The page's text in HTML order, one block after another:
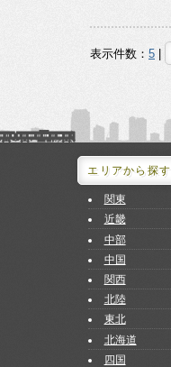
表示件数： 5
エリアから探す
関東
近畿
中部
中国
関西
北陸
東北
北海道
四国